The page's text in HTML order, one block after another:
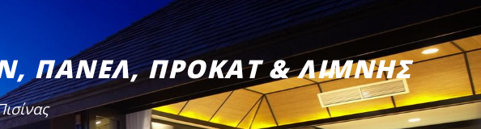
ΠΑΝΕΛ, ΠΡΟΚΑΤ & ΛΙΜΝΗΣ